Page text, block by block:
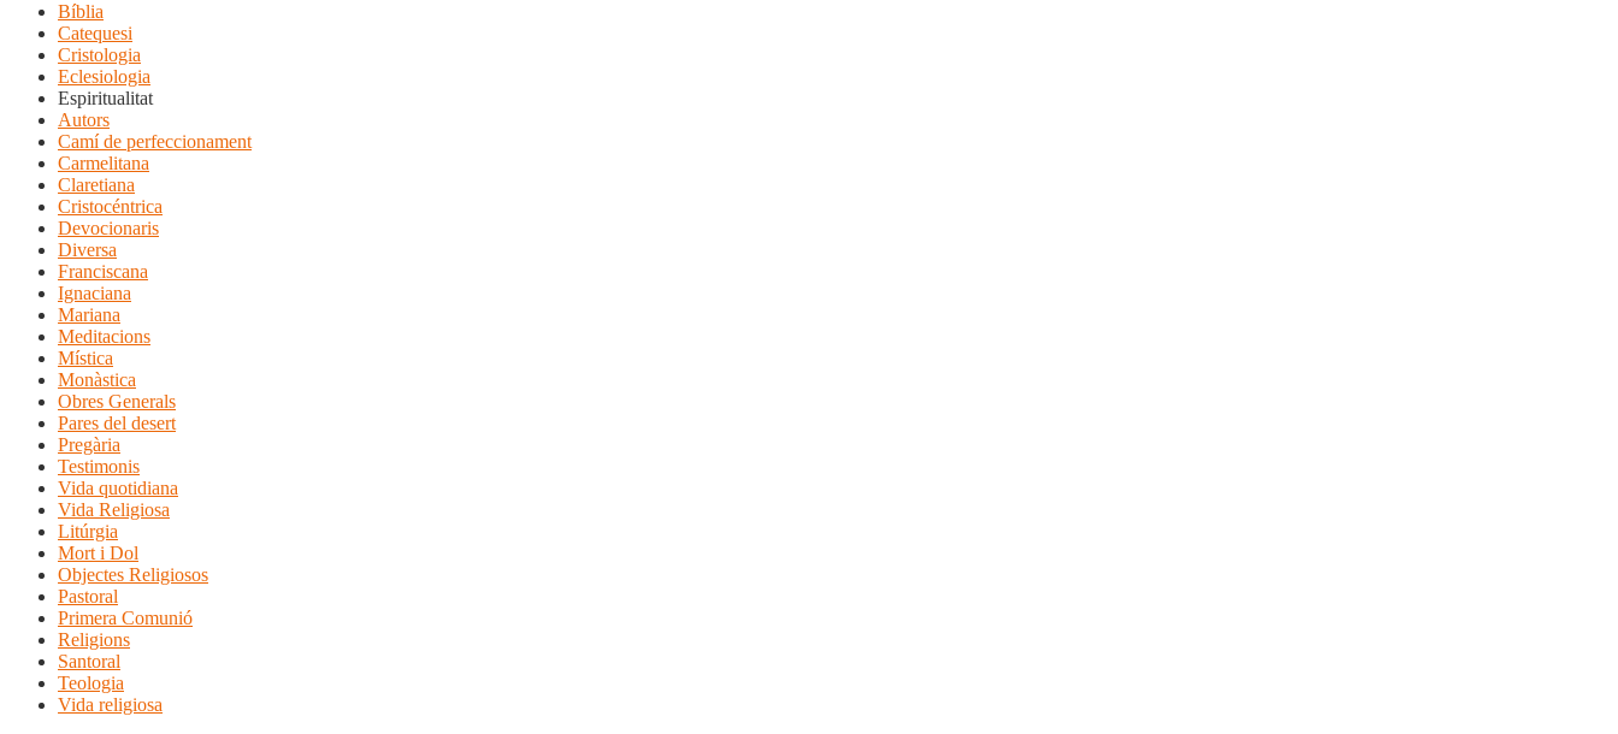
Bíblia
Catequesi
Cristologia
Eclesiologia
Espiritualitat
Autors
Camí de perfeccionament
Carmelitana
Claretiana
Cristocéntrica
Devocionaris
Diversa
Franciscana
Ignaciana
Mariana
Meditacions
Mística
Monàstica
Obres Generals
Pares del desert
Pregària
Testimonis
Vida quotidiana
Vida Religiosa
Litúrgia
Mort i Dol
Objectes Religiosos
Pastoral
Primera Comunió
Religions
Santoral
Teologia
Vida religiosa